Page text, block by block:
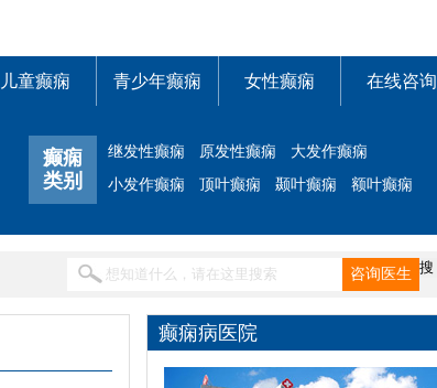
儿童癫痫 青少年癫痫 女性癫痫 在线咨询
癫痫
类别
继发性癫痫 原发性癫痫
大发作癫痫
小发作癫痫
顶叶癫痫 颞叶癫痫 额叶癫痫
癫痫病医院